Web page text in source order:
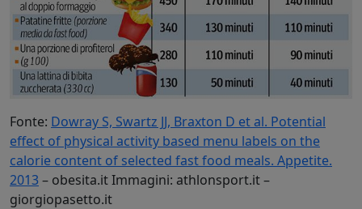
Fonte: Dowray S, Swartz JJ, Braxton D et al. Potential
effect of physical activity based menu labels on the
calorie content of selected fast food meals. Appetite.
2013– obesita.it Immagini: athlonsport.it –
giorgiopasetto.it